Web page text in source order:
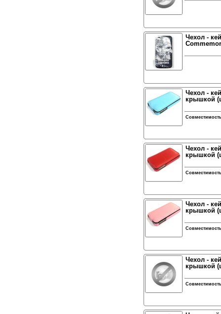
Чехол -
Чехол -
крышкой
Чехол -
крышкой
Чехол -
крышкой
Чехол -
крышкой